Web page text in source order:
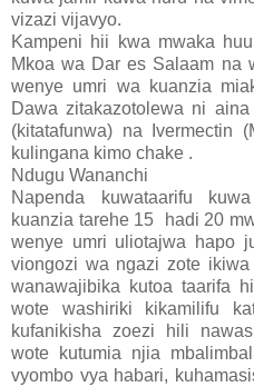
vizazi vijavyo.
Kampeni hii kwa mwaka
Mkoa wa Dar es Salaam na
wenye umri wa kuanzia
Dawa zitakazotolewa ni
(kitatafunwa) na Ivermectin
kulingana kimo chake .
Ndugu Wananchi
Napenda kuwataarifu
kuanzia tarehe 15 hadi 20
wenye umri uliotajwa hapo
viongozi wa ngazi zote
wanawajibika kutoa taarifa
wote washiriki kikamilifu
kufanikisha zoezi hili
wote kutumia njia
vyombo vya habari,